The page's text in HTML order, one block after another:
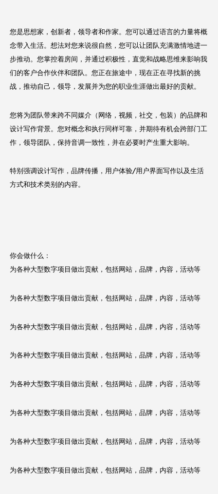
您是思想家，创新者，领导者和作家。您可以通过语言的力量将概
念带入生活。想法对您来说很自然，您可以让团队充满激情地进一
步推动。您掌控着房间，并通过积极性，直觉和战略思维来影响我
们的客户合作伙伴和团队。您正在旅途中，现在正在寻找新的挑
战，推动自己，领导，发展并为您的职业生涯做出最好的贡献。
您将为团队带来跨不同媒介（网络，视频，社交，包装）的品牌和
设计写作背景。您对概念和执行同样可靠，并期待有机会跨部门工
作，领导团队，保持音调一致性，并在必要时产生重大影响。
特别强调设计写作，品牌传播，用户体验/用户界面写作以及生活
方式和技术类别的内容。
你会做什么：
为各种大型数字项目做出贡献，包括网站，品牌，内容，活动等
为各种大型数字项目做出贡献，包括网站，品牌，内容，活动等
为各种大型数字项目做出贡献，包括网站，品牌，内容，活动等
为各种大型数字项目做出贡献，包括网站，品牌，内容，活动等
为各种大型数字项目做出贡献，包括网站，品牌，内容，活动等
为各种大型数字项目做出贡献，包括网站，品牌，内容，活动等
为各种大型数字项目做出贡献，包括网站，品牌，内容，活动等
为各种大型数字项目做出贡献，包括网站，品牌，内容，活动等